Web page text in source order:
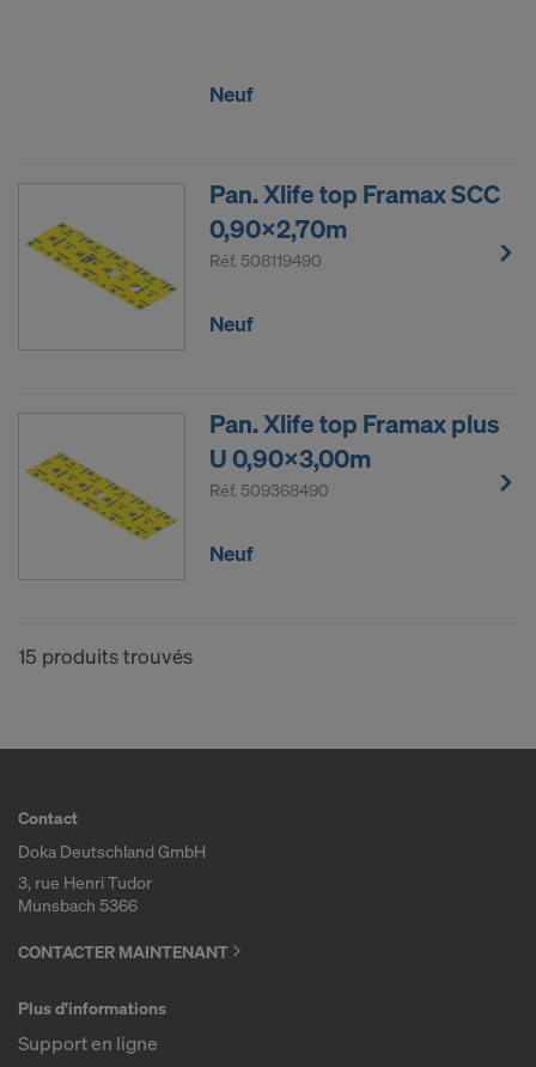
Neuf
Pan. Xlife top Framax SCC
0,90x2,70m
Réf. 508119490
Neuf
Pan. Xlife top Framax plus
U 0,90x3,00m
Réf. 509368490
Neuf
15 produits trouvés
Contact
Doka Deutschland GmbH
3, rue Henri Tudor
Munsbach 5366
CONTACTER MAINTENANT
Plus d'informations
Support en ligne